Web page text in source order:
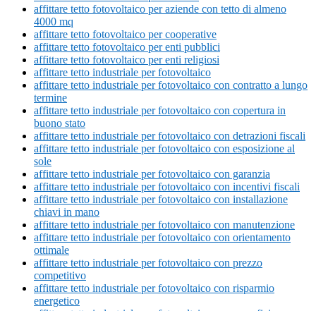
affittare tetto fotovoltaico per aziende con tetto di almeno
4000 mq
affittare tetto fotovoltaico per cooperative
affittare tetto fotovoltaico per enti pubblici
affittare tetto fotovoltaico per enti religiosi
affittare tetto industriale per fotovoltaico
affittare tetto industriale per fotovoltaico con contratto a lungo
termine
affittare tetto industriale per fotovoltaico con copertura in
buono stato
affittare tetto industriale per fotovoltaico con detrazioni fiscali
affittare tetto industriale per fotovoltaico con esposizione al
sole
affittare tetto industriale per fotovoltaico con garanzia
affittare tetto industriale per fotovoltaico con incentivi fiscali
affittare tetto industriale per fotovoltaico con installazione
chiavi in mano
affittare tetto industriale per fotovoltaico con manutenzione
affittare tetto industriale per fotovoltaico con orientamento
ottimale
affittare tetto industriale per fotovoltaico con prezzo
competitivo
affittare tetto industriale per fotovoltaico con risparmio
energetico